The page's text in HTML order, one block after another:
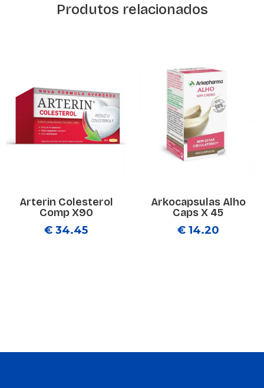
Produtos relacionados
Arterin Colesterol
Comp X90
€ 34.45
Arkocapsulas Alho
Caps X 45
€ 14.20